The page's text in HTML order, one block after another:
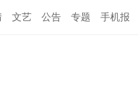
文艺 公告 专题 手机报